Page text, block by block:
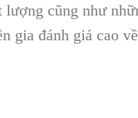
cũng như
gia đánh giá cao